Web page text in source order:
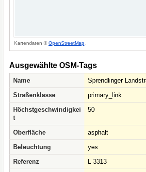
Kartendaten ©OpenStreetMap
Ausgewählte OSM-Tags
Name
Sprendlinger
Straßenklasse
primary_link
Höchstgeschwindigkei
t
50
Oberfläche
asphalt
Beleuchtung
yes
Referenz
L 3313